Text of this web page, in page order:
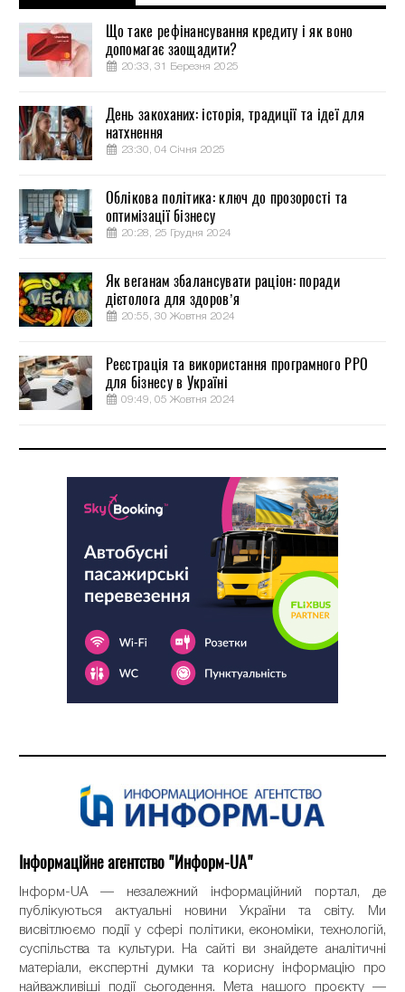
Що таке рефінансування кредиту і як воно
допомагає заощадити?
20:33, 31 Березня 2025
День закоханих: історія, традиції та ідеї для
натхнення
23:30, 04 Січня 2025
Облікова політика: ключ до прозорості та
оптимізації бізнесу
20:28, 25 Грудня 2024
Як веганам збалансувати раціон: поради
дієтолога для здоров’я
20:55, 30 Жовтня 2024
Реєстрація та використання програмного РРО
для бізнесу в Україні
09:49, 05 Жовтня 2024
Інформаційне агентство "Информ-UA"
Інформ-UA — незалежний інформаційний портал, де
публікуються актуальні новини України та світу. Ми
висвітлюємо події у сфері політики, економіки, технологій,
суспільства та культури. На сайті ви знайдете аналітичні
матеріали, експертні думки та корисну інформацію про
найважливіші події сьогодення. Мета нашого проєкту —